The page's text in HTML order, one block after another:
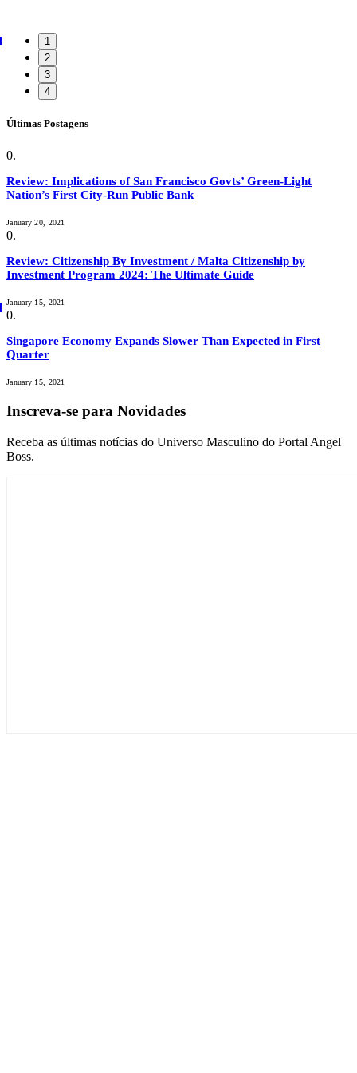
1
2
3
4
Últimas Postagens
Review: Implications of San Francisco Govts’ Green-Light
Nation’s First City-Run Public Bank
January 20, 2021
Review: Citizenship By Investment / Malta Citizenship by
Investment Program 2024: The Ultimate Guide
January 15, 2021
Singapore Economy Expands Slower Than Expected in First
Quarter
January 15, 2021
Inscreva-se para Novidades
Receba as últimas notícias do Universo Masculino do Portal Angel
Boss.